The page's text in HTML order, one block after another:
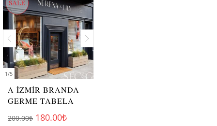
1/5
A İZMİR BRANDA
GERME TABELA
200.00₺ Original price was: 200.00₺.
180.00₺Current price is: 180.00₺.